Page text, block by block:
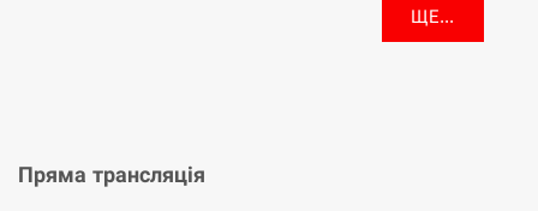
ЩЕ...
Пряма трансляція